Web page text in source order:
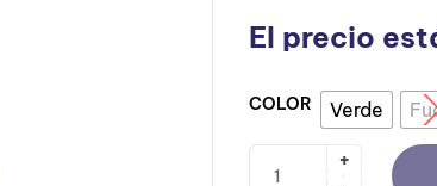
El precio
COLOR Verde